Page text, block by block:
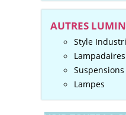
AUTRES
Style
Lampadaires
Suspensions
Lampes